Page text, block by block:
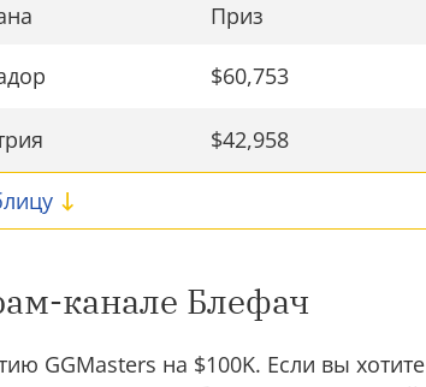
Приз
$60,753
$42,958
канале Блефач
GGMasters на $100K. Если вы хотите